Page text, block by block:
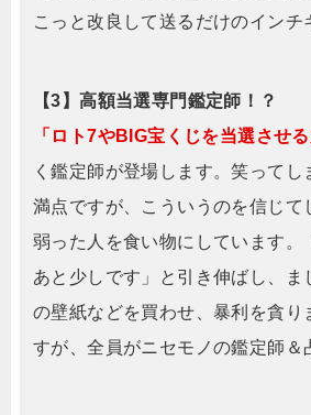
こっと改良して送るだけのインチ
【3】高額当選専門鑑定師！？
「ロト7やBIG宝くじを当選させる
く鑑定師が登場します。笑ってし
満点ですが、こういうのを信じて
弱った人を食い物にしています。
あと少しです」と引き伸ばし、ま
の壁紙などを買わせ、暴利を貪り
すが、全員がニセモノの鑑定師＆